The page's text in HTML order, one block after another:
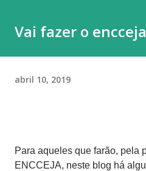
Vai fazer o
abril 10, 2019
Para aqueles que farão, pela
ENCCEJA, neste blog há